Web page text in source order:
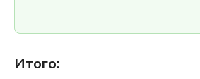
Итого: